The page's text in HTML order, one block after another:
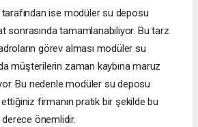
ise modüler su deposu
sonrasında tamamlanabiliyor. Bu tarz
görev alması modüler su
müşterilerin zaman kaybına maruz
Bu nedenle modüler su deposu
firmanın pratik bir şekilde bu
önemlidir.